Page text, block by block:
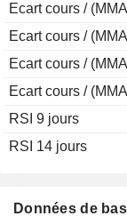
Données de
Ecart cours /
Ecart cours /
Ecart cours /
Ecart cours /
RSI 9 jours
RSI 14 jours